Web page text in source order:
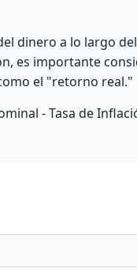
dinero a lo largo
es importante
el "retorno real."
- Tasa de